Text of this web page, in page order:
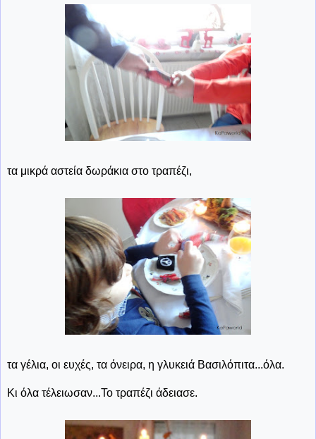
τα μικρά αστεία δωράκια στο τραπέζι,
τα γέλια, οι ευχές, τα όνειρα, η γλυκειά Βασιλόπιτα...όλα.
Κι όλα τέλειωσαν...Το τραπέζι άδειασε.